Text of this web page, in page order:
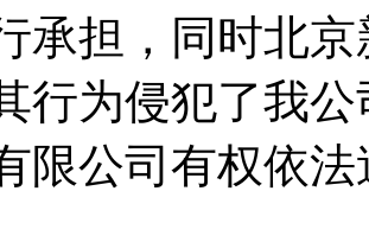
承担，同时北
行为侵犯了我
限公司有权依